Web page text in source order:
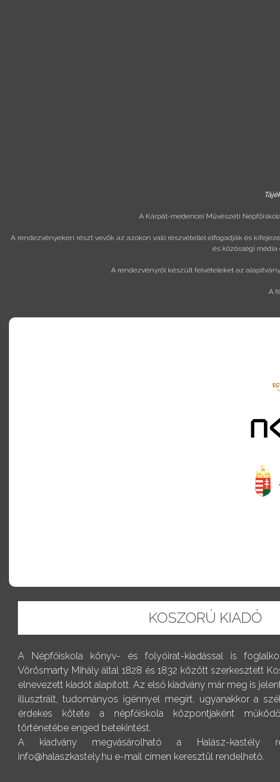
A Kárpát-medencei Művészeti
A rendezvényeken részt vevők az azokon való részvétellel elfogadják és
és közösségi
A rendezvényről készült felvételeket az
A
KOSZORÚ KIADÓ
A Népfőiskola könyv- és folyóirat-kiadással is
Vörösmarty Mihály által 1828 és 1832 között szerkesztett
elnevezett kiadót alapított. Az első kiadvány már meg is
illusztrált, tudományos igénnyel megírt, ugyanakkor a
érdekes kötete a népfőiskola központjaként
történetébe enged betekintést.
A kiadvány megvásárolható a Halász-kastély
info@halaszkastely.hu e-mail címen keresztül rendelhető.